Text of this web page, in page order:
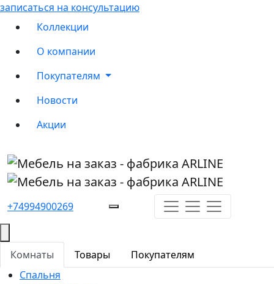
записаться на консультацию
Коллекции
О компании
Покупателям
Новости
Акции
+74994900269